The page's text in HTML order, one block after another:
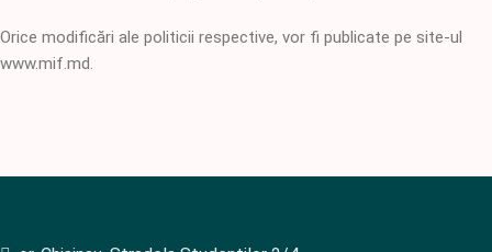
Orice modificări ale politicii respective, vor fi publicate pe site-ul
www.mif.md.